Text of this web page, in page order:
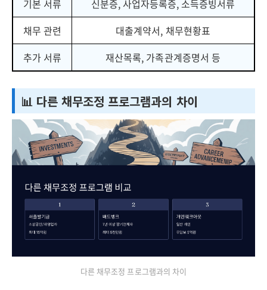
기본 서류
신분증, 사업자등록증, 소득증빙서류
채무 관련
대출계약서, 채무현황표
추가 서류
재산목록, 가족관계증명서 등
📊 다른 채무조정 프로그램과의 차이
다른 채무조정 프로그램과의 차이